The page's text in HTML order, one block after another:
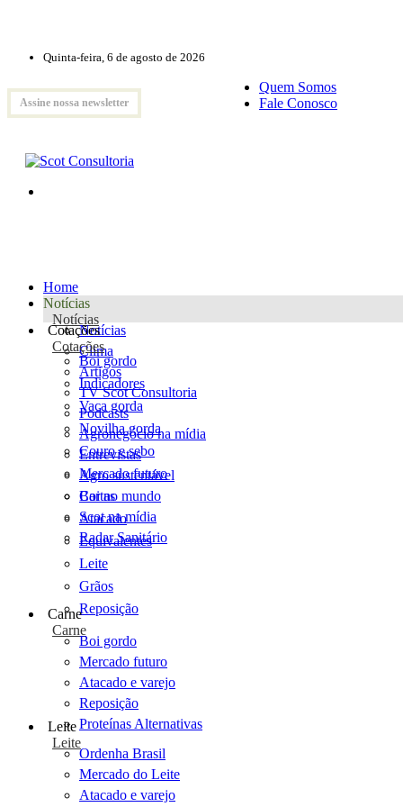
Quinta-feira, 6 de agosto de 2026
Assine nossa newsletter
Quem Somos
Fale Conosco
Home
Notícias
Notícias
Notícias
Clima
Artigos
TV Scot Consultoria
Podcasts
Agronegócio na mídia
Entrevistas
Agro sustentável
Cartas
Scot na mídia
Radar Sanitário
Cotações
Cotações
Boi gordo
Indicadores
Vaca gorda
Novilha gorda
Couro e sebo
Mercado futuro
Boi no mundo
Atacado
Equivalentes
Leite
Grãos
Reposição
Carne
Carne
Boi gordo
Mercado futuro
Atacado e varejo
Reposição
Proteínas Alternativas
Leite
Leite
Ordenha Brasil
Mercado do Leite
Atacado e varejo